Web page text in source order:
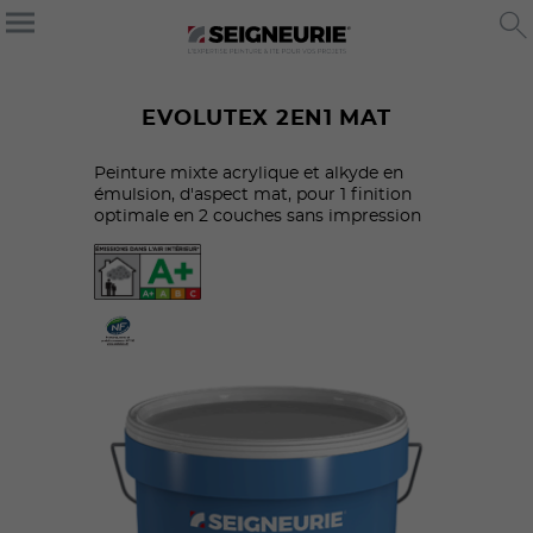
EVOLUTEX 2EN1 MAT
Peinture mixte acrylique et alkyde en
émulsion, d'aspect mat, pour 1 finition
optimale en 2 couches sans impression